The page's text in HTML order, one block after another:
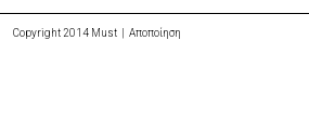
Copyright 2014 Must | Αποποίηση